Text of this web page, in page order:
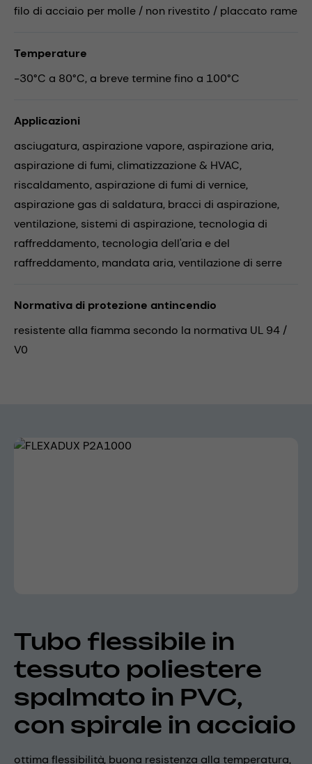
filo di acciaio per molle / non rivestito / placcato rame
Temperature
-30°C a 80°C, a breve termine fino a 100°C
Applicazioni
asciugatura, aspirazione vapore, aspirazione aria,
aspirazione di fumi, climatizzazione & HVAC,
riscaldamento, aspirazione di fumi di vernice,
aspirazione gas di saldatura, bracci di aspirazione,
ventilazione, sistemi di aspirazione,tecnologia di
raffreddamento,tecnologia dell'aria e del
raffreddamento, mandata aria,ventilazione di serre
Normativa di protezione antincendio
resistente alla fiamma secondo la normativa UL 94 /
V0
Skip image gallery
Tubo flessibile in
tessuto poliestere
spalmato in PVC,
con spirale in acciaio
ottima flessibilità, buona resistenza alla temperatura,